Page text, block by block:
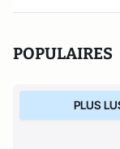
POPULAIRES
PLUS